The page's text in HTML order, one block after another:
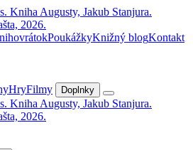
PoukážkyKnižný blogKontakt
HryFilmy Doplnky